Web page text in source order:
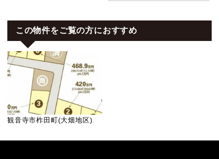
この物件をご覧の方におすすめ
観音寺市柞田町(大畑地区)